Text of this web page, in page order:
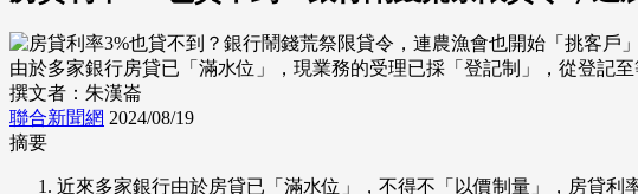
由於多家銀行房貸已「滿水位」，現業務的受理已採「登記制」，從登記
撰文者：朱漢崙
聯合新聞網 2024/08/19
摘要
近來多家銀行由於房貸已「滿水位」，不得不「以價制量」，房貸利